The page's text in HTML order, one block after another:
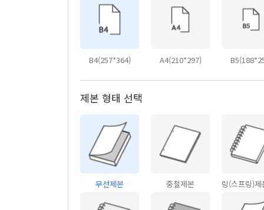
B4(257*364) A4(210*297)
제본 형태 선택
무선제본 중철제본